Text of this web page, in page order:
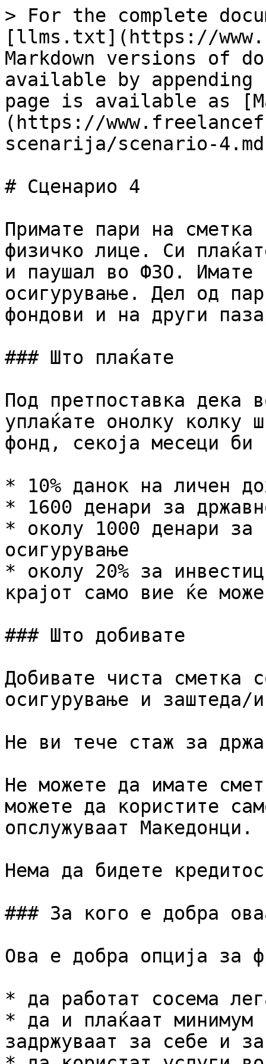
> For the complete
[llms.txt](https://
Markdown versions of
available by
page is available as
(https://
scenarija/scenario-
# Сценарио 4
Примате пари на сметка
физичко лице. Си
и паушал во ФЗО. Имате
осигурување. Дел од
фондови и на други
### Што плаќате
Под претпоставка дека
уплаќате онолку колку
фонд, секоја месеци би
* 10% данок на личен
* 1600 денари за
* околу 1000 денари за
осигурување
* околу 20% за
крајот само вие ќе
### Што добивате
Добивате чиста сметка
осигурување и заштеда/
Не ви тече стаж за
Не можете да имате
можете да користите
опслужуваат Македонци.
Нема да бидете
### За кого е добра
Ова е добра опција за
* да работат сосема
* да и плаќаат минимум
задржуваат за себе и